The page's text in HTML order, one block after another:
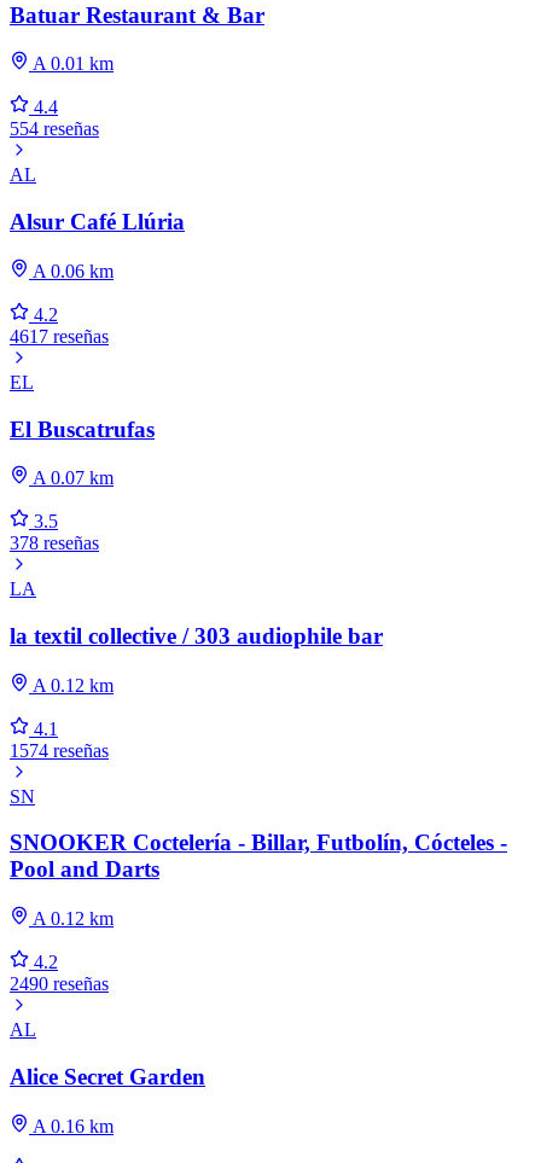
Batuar Restaurant & Bar
A 0.01 km
4.4
554 reseñas
AL
Alsur Café Llúria
A 0.06 km
4.2
4617 reseñas
EL
El Buscatrufas
A 0.07 km
3.5
378 reseñas
LA
la textil collective / 303 audiophile bar
A 0.12 km
4.1
1574 reseñas
SN
SNOOKER Coctelería - Billar, Futbolín, Cócteles -
Pool and Darts
A 0.12 km
4.2
2490 reseñas
AL
Alice Secret Garden
A 0.16 km